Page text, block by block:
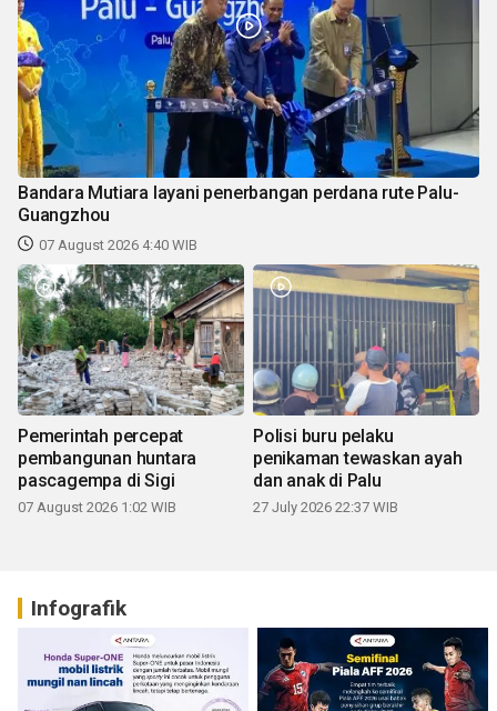
Bandara Mutiara layani penerbangan perdana rute Palu-
Guangzhou
07 August 2026 4:40 WIB
Pemerintah percepat
pembangunan huntara
pascagempa di Sigi
07 August 2026 1:02 WIB
Polisi buru pelaku
penikaman tewaskan ayah
dan anak di Palu
27 July 2026 22:37 WIB
Infografik